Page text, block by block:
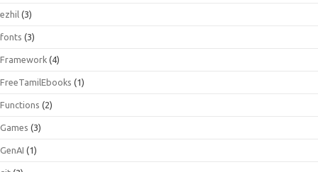
ezhil (3)
fonts (3)
Framework (4)
FreeTamilEbooks (1)
Functions (2)
Games (3)
GenAI (1)